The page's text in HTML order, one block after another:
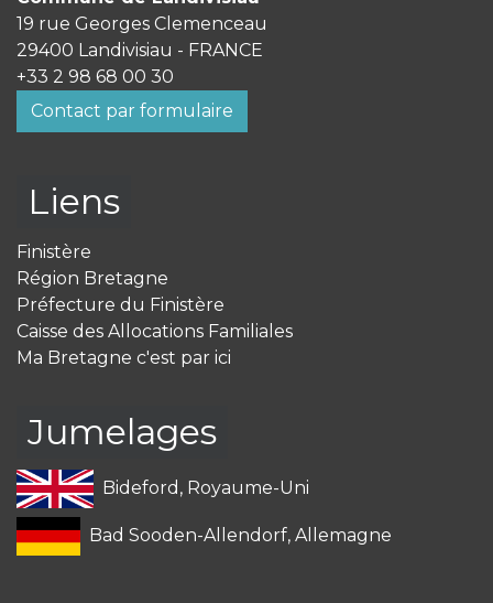
19 rue Georges Clemenceau
29400 Landivisiau - FRANCE
+33 2 98 68 00 30
Contact par formulaire
Liens
Finistère
Région Bretagne
Préfecture du Finistère
Caisse des Allocations Familiales
Ma Bretagne c'est par ici
Jumelages
Bideford, Royaume-Uni
Bad Sooden-Allendorf, Allemagne